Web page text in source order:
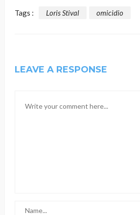
Tags : Loris Stival omicidio
LEAVE A RESPONSE